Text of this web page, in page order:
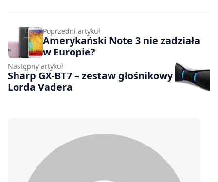
Poprzedni artykuł
Amerykański Note 3 nie zadziała
w Europie?
Następny artykuł
Sharp GX-BT7 – zestaw głośnikowy
Lorda Vadera